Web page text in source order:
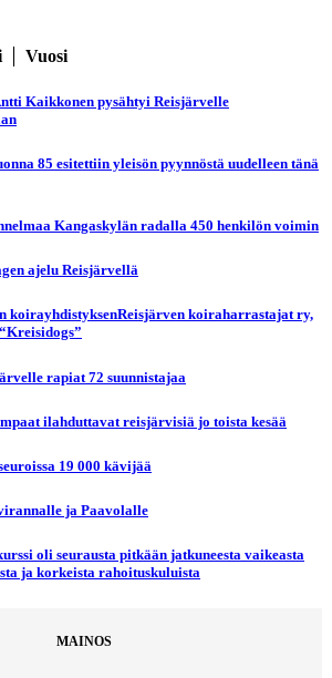
Vuosi
Kaikkonen pysähtyi Reisjärvelle
85 esitettiin yleisön pyynnöstä uudelleen tänä
Kangaskylän radalla 450 henkilön voimin
ajelu Reisjärvellä
koirayhdistyksenReisjärven koiraharrastajat ry,
rapiat 72 suunnistajaa
ilahduttavat reisjärvisiä jo toista kesää
19 000 kävijää
ja Paavolalle
oli seurausta pitkään jatkuneesta vaikeasta
ja korkeista rahoituskuluista
MAINOS